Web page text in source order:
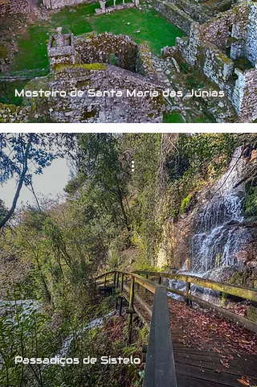
Mosteiro de Santa Maria das Júnias
Passadiços de Sistelo